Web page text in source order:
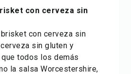
con cerveza sin
con cerveza sin
sin gluten y
todos los demás
la salsa Worcestershire,